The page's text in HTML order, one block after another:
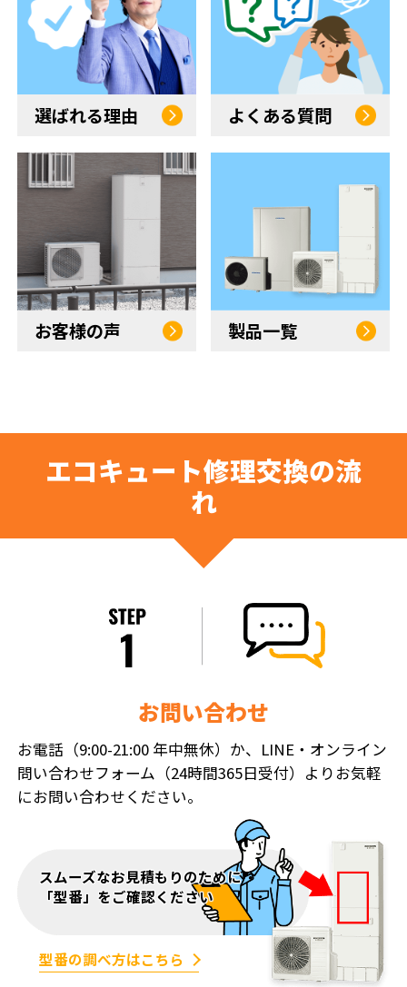
選ばれる理由 よくある質問
お客様の声 製品一覧
エコキュート修理交換の流
れ
お問い合わせ
お電話（9:00-21:00 年中無休）か、LINE・オンライン
問い合わせフォーム（24時間365日受付）よりお気軽
にお問い合わせください。
スムーズなお見積もりのために
「型番」をご確認ください
型番の調べ方はこちら